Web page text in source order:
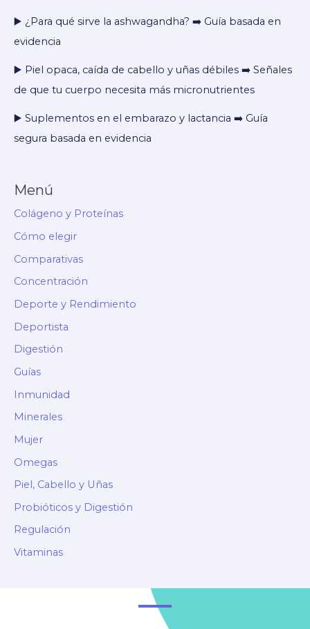
▶️ ¿Para qué sirve la ashwagandha? ➡️ Guía basada en
evidencia
▶️ Piel opaca, caída de cabello y uñas débiles ➡️ Señales
de que tu cuerpo necesita más micronutrientes
▶️ Suplementos en el embarazo y lactancia ➡️ Guía
segura basada en evidencia
Menú
Colágeno y Proteínas
Cómo elegir
Comparativas
Concentración
Deporte y Rendimiento
Deportista
Digestión
Guías
Inmunidad
Minerales
Mujer
Omegas
Piel, Cabello y Uñas
Probióticos y Digestión
Regulación
Vitaminas